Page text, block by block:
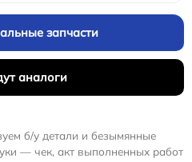
запчасти
аналоги
б/у детали и безымянные
— чек, акт выполненных работ